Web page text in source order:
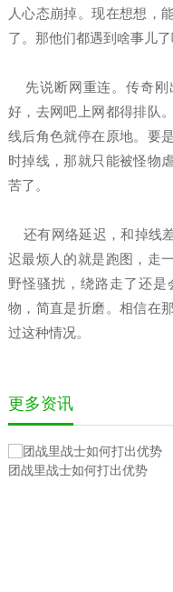
人心态崩掉。现在想想，
了。那他们都遇到啥事儿了
先说断网重连。传奇刚
好，去网吧上网都得排队
线后角色就停在原地。要
时掉线，那就只能被怪物
苦了。
还有网络延迟，和掉线
迟最烦人的就是跑图，走
野怪骚扰，绕路走了还是
物，简直是折磨。相信在
过这种情况。
更多资讯
团战里战士如何打出优势